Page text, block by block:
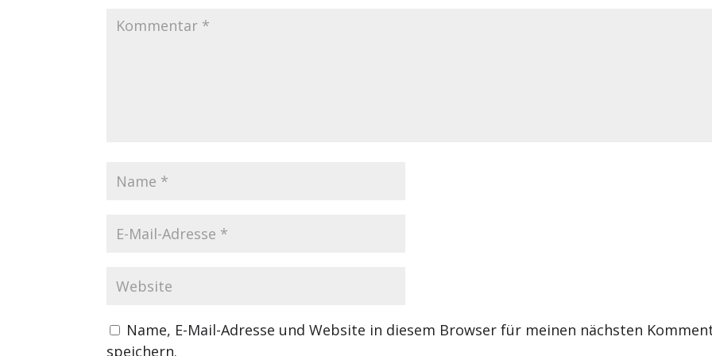
Name, E-Mail-Adresse und Website in diesem Browser für meinen nächsten
speichern.